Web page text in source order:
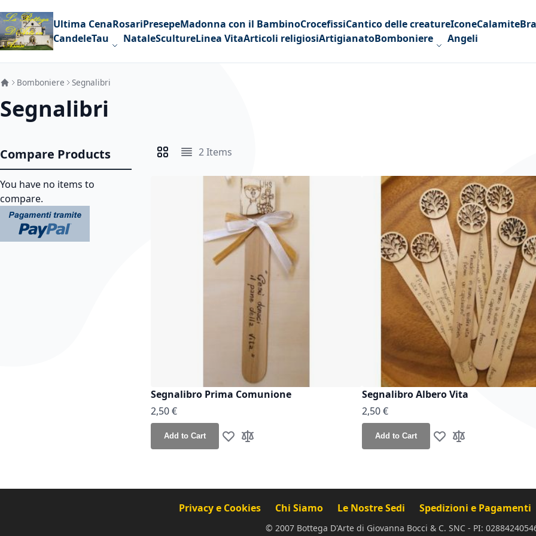
Skip to Content
Ultima CenaRosariPresepeMadonna con il BambinoCrocefissiCantico delle creatureIconeCalamite
CandeleTau NataleScultureLinea VitaArticoli religiosiArtigianatoBomboniere Angeli
Bomboniere Segnalibri
Segnalibri
View as 2Items
Segnalibro Prima Comunione
2,50 €
Add to Cart Add to Wish List
Add to Compare
Segnalibro Albero Vita
2,50 €
Add to Cart Add to Wish List
Add to Compare
Compare Products
You have no items to
compare.
Privacy e Cookies Chi Siamo Le Nostre Sedi Spedizioni e Pagamenti
© 2007 Bottega D'Arte di Giovanna Bocci & C. SNC - PI: